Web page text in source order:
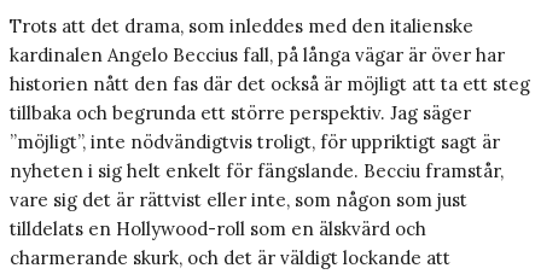
Trots att det drama, som inleddes med den italienske
kardinalen Angelo Beccius fall, på långa vägar är över har
historien nått den fas där det också är möjligt att ta ett steg
tillbaka och begrunda ett större perspektiv. Jag säger
”möjligt”, inte nödvändigtvis troligt, för uppriktigt sagt är
nyheten i sig helt enkelt för fängslande. Becciu framstår,
vare sig det är rättvist eller inte, som någon som just
tilldelats en Hollywood-roll som en älskvärd och
charmerande skurk, och det är väldigt lockande att